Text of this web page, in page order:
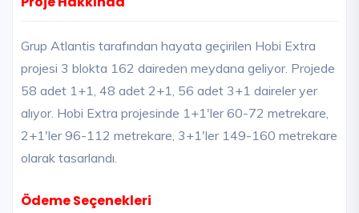
Grup Atlantis tarafından hayata geçirilen Hobi Extra
projesi 3 blokta 162 daireden meydana geliyor. Projede
58 adet 1+1, 48 adet 2+1, 56 adet 3+1 daireler yer
alıyor. Hobi Extra projesinde 1+1'ler 60-72 metrekare,
2+1'ler 96-112 metrekare, 3+1'ler 149-160 metrekare
olarak tasarlandı.
Ödeme Seçenekleri